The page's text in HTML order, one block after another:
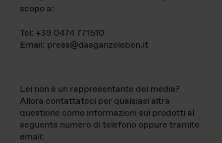
scopo a:
Tel: +39 0474 771510
Email: press@dasganzeleben.it
Lei non è un rappresentante dei media?
Allora contattateci per qualsiasi altra
questione come informazioni sui prodotti al
seguente numero di telefono oppure tramite
email: